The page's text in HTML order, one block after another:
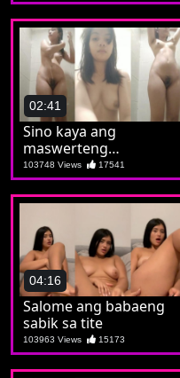
02:41
Sino kaya ang
maswerteng
mapapadalhan ng
nude shower ni Marian
103748 Views 17541
04:16
Salome ang babaeng
sabik sa tite
103963 Views 15173